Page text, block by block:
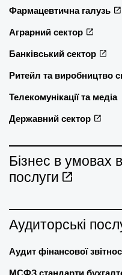
Фармацевтична галузь
Аграрний сектор
Банківський сектор
Ритейл та виробництво
Телекомунікації та медіа
Державний сектор
Бізнес в умовах
послуги
Аудиторські
Аудит фінансової
МСФЗ стандарти